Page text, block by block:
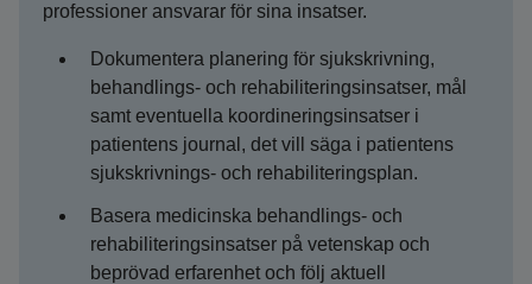
professioner ansvarar för sina insatser.
Dokumentera planering för sjukskrivning,
behandlings- och rehabiliteringsinsatser, mål
samt eventuella koordineringsinsatser i
patientens journal, det vill säga i patientens
sjukskrivnings- och rehabiliteringsplan.
Basera medicinska behandlings- och
rehabiliteringsinsatser på vetenskap och
beprövad erfarenhet och följ aktuell